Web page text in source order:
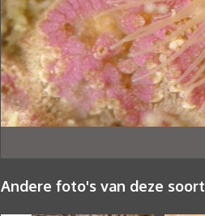
Andere foto's van deze soort